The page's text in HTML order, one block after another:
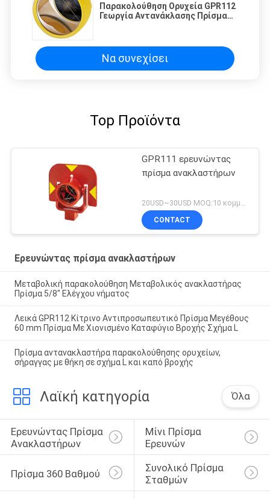
Παρακολούθηση Ορυχεία GPR112
Γεωργία Αντανάκλασης Πρίσμα
Να συνεχίσει
Top Προϊόντα
GPR111 ερευνώντας
πρίσμα ανακλαστήρων
20USD~30USD MOQ:10 κομμάτια
CONTACT
Ερευνώντας πρίσμα ανακλαστήρων
Μεταβολική παρακολούθηση Μεταβολικός ανακλαστήρας
Πρίσμα 5/8" Ελέγχου νήματος
Λεικά GPR112 Κίτρινο Αντιπροσωπευτικό Πρίσμα Μεγέθους
60 mm Πρίσμα Με Χιονισμένο Καταφύγιο Βροχής Σχήμα L
Πρίσμα αντανακλαστήρα παρακολούθησης ορυχείων,
σήραγγας με θήκη σε σχήμα L και καπό βροχής
Λαϊκή κατηγορία Όλα
Ερευνώντας Πρίσμα
Ανακλαστήρων
Μίνι Πρίσμα
Ερευνών
Πρίσμα 360 Βαθμού
Συνολικό Πρίσμα
Σταθμών